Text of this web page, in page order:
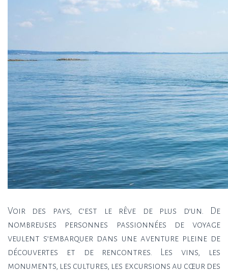
Voir des pays, c’est le rêve de plus d’un. De
nombreuses personnes passionnées de voyage
veulent s’embarquer dans une aventure pleine de
découvertes et de rencontres. Les vins, les
monuments, les cultures, les excursions au cœur des